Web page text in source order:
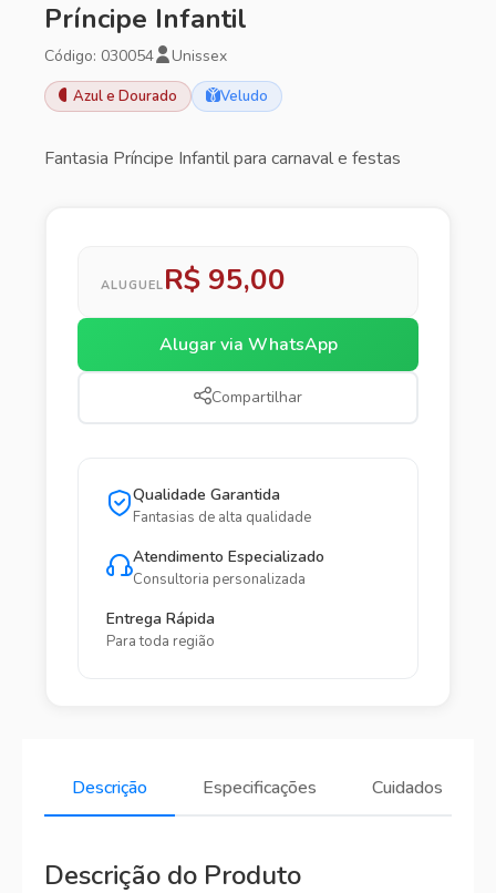
Príncipe Infantil
Código: 030054 Unissex
Azul e Dourado Veludo
Fantasia Príncipe Infantil para carnaval e festas
ALUGUEL R$ 95,00
Alugar via WhatsApp
Compartilhar
Qualidade Garantida
Fantasias de alta qualidade
Atendimento Especializado
Consultoria personalizada
Entrega Rápida
Para toda região
Descrição Especificações Cuidados
Descrição do Produto